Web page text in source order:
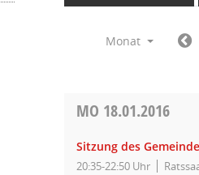
Monat
MO 18.01.2016
Sitzung des
20:35-22:50 Uhr